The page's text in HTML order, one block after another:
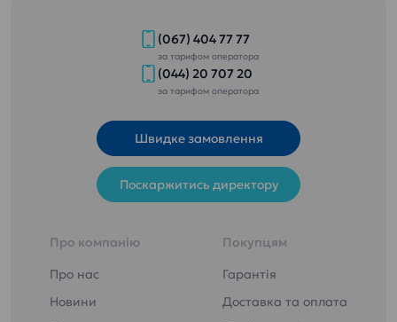
(067) 404 77 77
за тарифом оператора
(044) 20 707 20
за тарифом оператора
Швидке замовлення
Поскаржитись директору
Про компанію
Про нас
Новини
Покупцям
Гарантія
Доставка та оплата